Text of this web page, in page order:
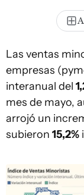
Las ventas
empresas
interanual del
mes de mayo,
arrojó un
subieron 15,2%